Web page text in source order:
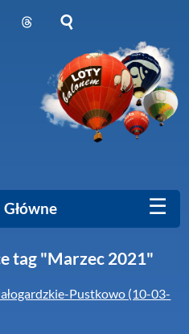
nas na Instagram
Obserwuj nas na Threads
Szukaj na stronie
☰
tag "Marzec 2021"
Pustkowo (10-03-